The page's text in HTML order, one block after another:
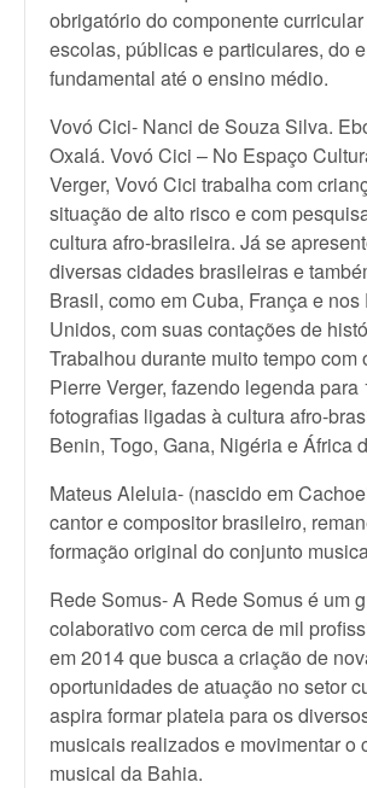
obrigatório do componente
escolas, públicas e particulares, do
fundamental até o ensino médio.
Vovó Cici- Nanci de Souza Silva.
Oxalá. Vovó Cici – No Espaço
Verger, Vovó Cici trabalha com
situação de alto risco e com
cultura afro-brasileira. Já se
diversas cidades brasileiras e
Brasil, como em Cuba, França e nos
Unidos, com suas contações de
Trabalhou durante muito tempo com
Pierre Verger, fazendo legenda para
fotografias ligadas à cultura afro-
Benin, Togo, Gana, Nigéria e África
Mateus Aleluia- (nascido em
cantor e compositor brasileiro,
formação original do conjunto
Rede Somus- A Rede Somus é um
colaborativo com cerca de mil
em 2014 que busca a criação de
oportunidades de atuação no setor
aspira formar plateia para os
musicais realizados e movimentar o
musical da Bahia.